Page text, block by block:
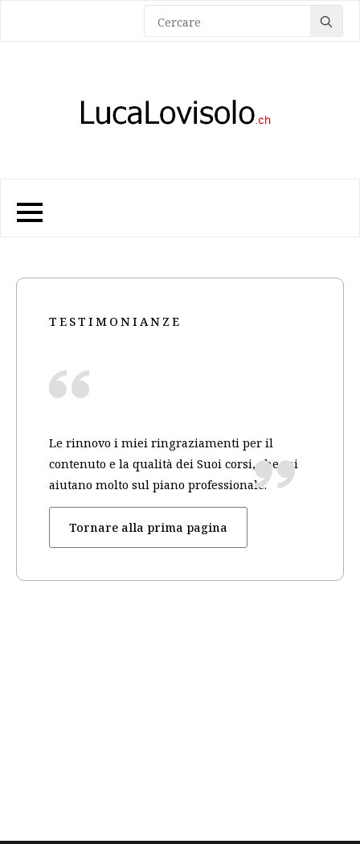
for:
TESTIMONIANZE
Le rinnovo i miei ringraziamenti per il
contenuto e la qualità dei Suoi corsi, che mi
aiutano molto sul piano professionale.
Tornare alla prima pagina